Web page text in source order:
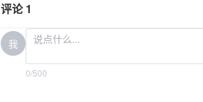
评论 1
我
0/500